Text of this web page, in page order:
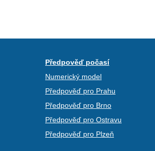
Předpověď počasí
Numerický model
Předpověď pro Prahu
Předpověď pro Brno
Předpověď pro Ostravu
Předpověď pro Plzeň